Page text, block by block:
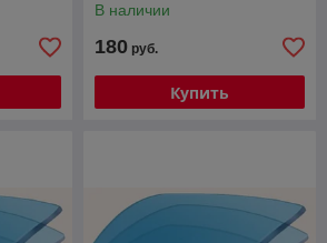
В наличии
180 руб.
Купить